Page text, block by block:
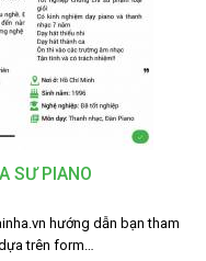
SƯ PIANO
hướng dẫn bạn tham
trên form…